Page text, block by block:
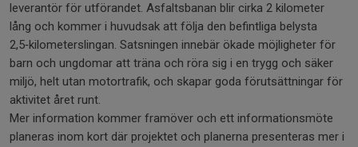
leverantör för utförandet. Asfaltsbanan blir cirka 2 kilometer
lång och kommer i huvudsak att följa den befintliga belysta
2,5‑kilometerslingan. Satsningen innebär ökade möjligheter för
barn och ungdomar att träna och röra sig i en trygg och säker
miljö, helt utan motortrafik, och skapar goda förutsättningar för
aktivitet året runt.
Mer information kommer framöver och ett informationsmöte
planeras inom kort där projektet och planerna presenteras mer i